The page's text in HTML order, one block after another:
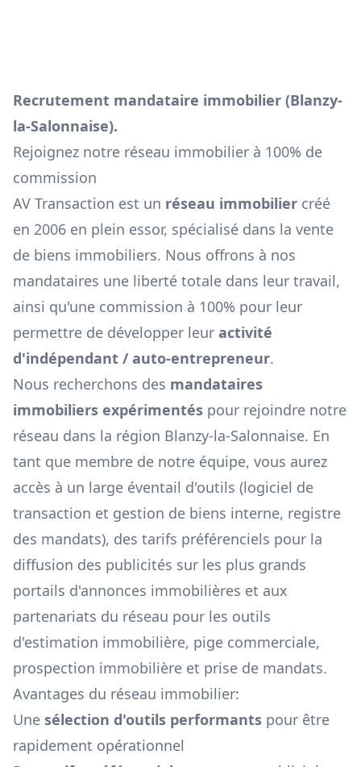
Recrutement mandataire immobilier (Blanzy-
la-Salonnaise).
Rejoignez notre réseau immobilier à 100% de
commission
AV Transaction est un réseau immobilier créé
en 2006 en plein essor, spécialisé dans la vente
de biens immobiliers. Nous offrons à nos
mandataires une liberté totale dans leur travail,
ainsi qu'une commission à 100% pour leur
permettre de développer leur activité
d'indépendant / auto-entrepreneur.
Nous recherchons des mandataires
immobiliers expérimentés pour rejoindre notre
réseau dans la région Blanzy-la-Salonnaise. En
tant que membre de notre équipe, vous aurez
accès à un large éventail d'outils (logiciel de
transaction et gestion de biens interne, registre
des mandats), des tarifs préférenciels pour la
diffusion des publicités sur les plus grands
portails d'annonces immobilières et aux
partenariats du réseau pour les outils
d'estimation immobilière, pige commerciale,
prospection immobilière et prise de mandats.
Avantages du réseau immobilier:
Une sélection d'outils performants pour être
rapidement opérationnel